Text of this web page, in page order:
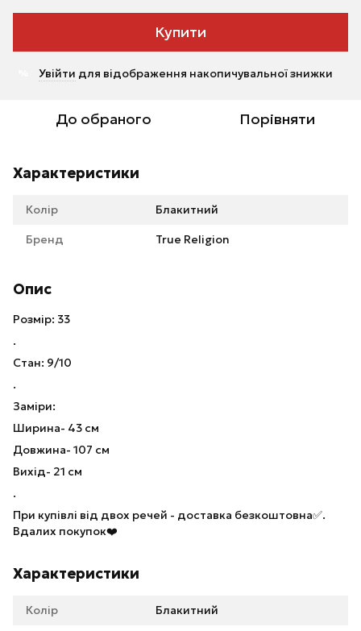
Купити
Увійти для відображення накопичувальної знижки
До обраного Порівняти
Характеристики
Колір Блакитний
Бренд True Religion
Опис
Розмір: 33
.
Стан: 9/10
.
Заміри:
Ширина- 43 см
Довжина- 107 см
Вихід- 21 см
.
При купівлі від двох речей - доставка безкоштовна✅.
Вдалих покупок❤️
Характеристики
Колір Блакитний